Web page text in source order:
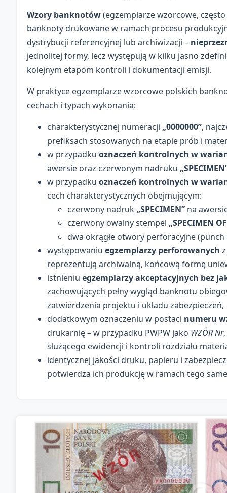
Wzory banknotów(egzemplarze wzorcowe,
banknoty drukowane w ramach procesu
dystrybucji referencyjnej lub archiwizacji –
jednolitej formy, lecz występują w kilku jasno
kolejnym etapom kontroli i dokumentacji emisji.
W praktyce egzemplarze wzorcowe polskich
cechach i typach wykonania:
charakterystycznej numeracji „0000000”,
prefiksach stosowanych na etapie prób i
w przypadku oznaczeń kontrolnych w
awersie oraz czerwonym nadruku
w przypadku oznaczeń kontrolnych w
cech charakterystycznych obejmującym:
czerwony nadruk „SPECIMEN” na
czerwony owalny stempel „SPECIMEN
dwa okrągłe otwory perforacyjne
występowaniu egzemplarzy perforowanych
reprezentują archiwalną, końcową formę
istnieniu egzemplarzy akceptacyjnych bez
zachowujących pełny wygląd banknotu
zatwierdzenia projektu i układu zabezpieczeń,
dodatkowym oznaczeniu w postaci numeru
drukarnię – w przypadku PWPW jako WZÓR Nr
służącego ewidencji i kontroli rozdziału
identycznej jakości druku, papieru i
potwierdza ich produkcję w ramach tego